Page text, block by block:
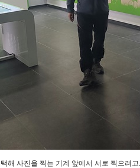
해 사진을 찍는 기계 앞에서 서로 찍으려고